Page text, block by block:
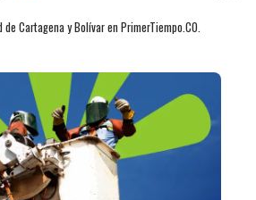
Cartagena y Bolívar en PrimerTiempo.CO.